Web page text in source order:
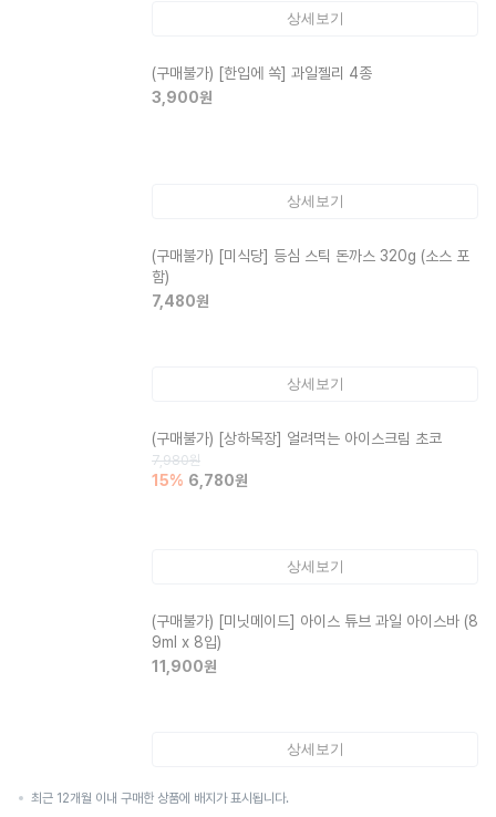
상세보기
(구매불가) [한입에 쏙] 과일젤리 4종
3,900원
상세보기
(구매불가) [미식당] 등심 스틱 돈까스 320g (소스 포
함)
7,480원
상세보기
(구매불가) [상하목장] 얼려먹는 아이스크림 초코
7,980원
15% 6,780원
상세보기
(구매불가) [미닛메이드] 아이스 튜브 과일 아이스바 (8
9ml x 8입)
11,900원
상세보기
최근 12개월 이내 구매한 상품에 배지가 표시됩니다.